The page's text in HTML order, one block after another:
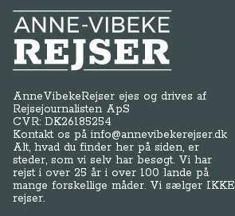
Anne-Vibeke Rejser
AnneVibekeRejser ejes og drives af
Rejsejournalisten ApS
CVR: DK26185254
Kontakt os påinfo@annevibekerejser.dk
Alt, hvad du finder her på siden, er
steder, som vi selv har besøgt. Vi har
rejst i over 25 år i over 100 lande på
mange forskellige måder. Vi sælger IKKE
rejser.